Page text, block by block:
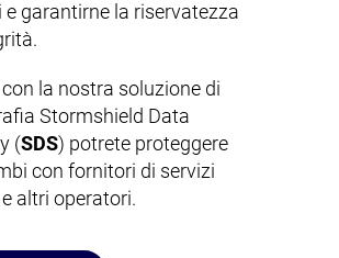
e garantirne la riservatezza
con la nostra soluzione di
Stormshield Data
(SDS) potrete proteggere
con fornitori di servizi
altri operatori.